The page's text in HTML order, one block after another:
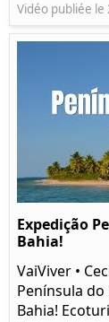
Vidéo publiée
Expedição
Bahia!
VaiViver •
Península
Bahia!